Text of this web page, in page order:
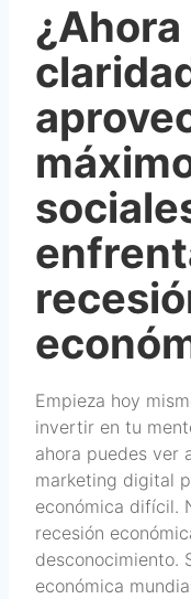
Empieza hoy
invertir en tu
ahora puedes ver
marketing digital
económica difícil.
recesión
desconocimiento.
económica